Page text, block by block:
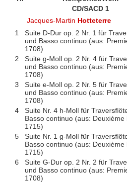
CD/SACD 1
Jacques-Martin Hotteterre
1
Suite D-Dur op. 2 Nr. 1 für
und Basso continuo (aus:
1708)
2
Suite g-Moll op. 2 Nr. 4 für
und Basso continuo (aus:
1708)
3
Suite e-Moll op. 2 Nr. 5 für
und Basso continuo (aus:
1708)
4
Suite Nr. 4 h-Moll für
Basso continuo (aus: Deuxième
1715)
5
Suite Nr. 1 g-Moll für
Basso continuo (aus: Deuxième
1715)
6
Suite G-Dur op. 2 Nr. 2 für
und Basso continuo (aus:
1708)